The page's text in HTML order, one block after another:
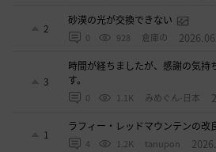
2
砂漠の光が交換できない
0 928 倉庫の
3
時間が経ちましたが、感謝の気持
す。
0 1.1K みめぐん-日本
1
ラフィー・レッドマウンテンの改
4 1.2K tanupon